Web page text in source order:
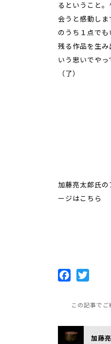
るということ
会うと感動し
のうち１点で
残る作品を生み
いう思いでやっ
（了）
加藤亮太郎氏
ージはこちら
Facebook
この記事で
加藤